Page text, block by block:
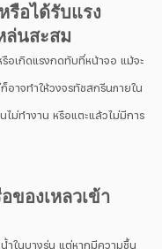
รือได้รับแรง
ล่นสะสม
เกิดแรงกดทับที่หน้าจอ แม้จะ
อาจทำให้วงจรทัชสกรีนภายใน
ไม่ทำงาน หรือแตะแล้วไม่มีการ
ของเหลวเข้า
ำในบางรุ่น แต่หากมีความชื้น